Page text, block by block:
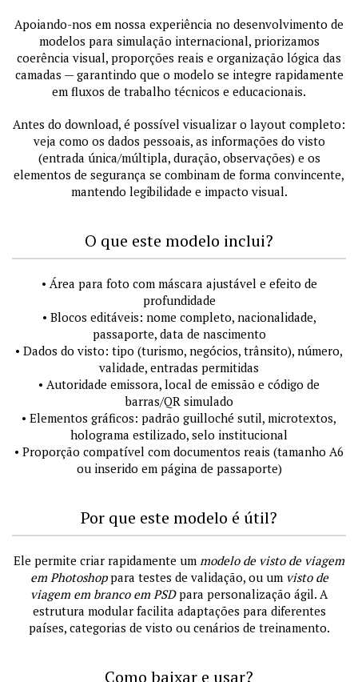
Apoiando-nos em nossa experiência no desenvolvimento de
modelos para simulação internacional, priorizamos
coerência visual, proporções reais e organização lógica das
camadas — garantindo que o modelo se integre rapidamente
em fluxos de trabalho técnicos e educacionais.
Antes do download, é possível visualizar o layout completo:
veja como os dados pessoais, as informações do visto
(entrada única/múltipla, duração, observações) e os
elementos de segurança se combinam de forma convincente,
mantendo legibilidade e impacto visual.
O que este modelo inclui?
• Área para foto com máscara ajustável e efeito de
profundidade
• Blocos editáveis: nome completo, nacionalidade,
passaporte, data de nascimento
• Dados do visto: tipo (turismo, negócios, trânsito), número,
validade, entradas permitidas
• Autoridade emissora, local de emissão e código de
barras/QR simulado
• Elementos gráficos: padrão guilloché sutil, microtextos,
holograma estilizado, selo institucional
• Proporção compatível com documentos reais (tamanho A6
ou inserido em página de passaporte)
Por que este modelo é útil?
Ele permite criar rapidamente um modelo de visto de viagem
em Photoshoppara testes de validação, ou um visto de
viagem em branco em PSDpara personalização ágil. A
estrutura modular facilita adaptações para diferentes
países, categorias de visto ou cenários de treinamento.
Como baixar e usar?